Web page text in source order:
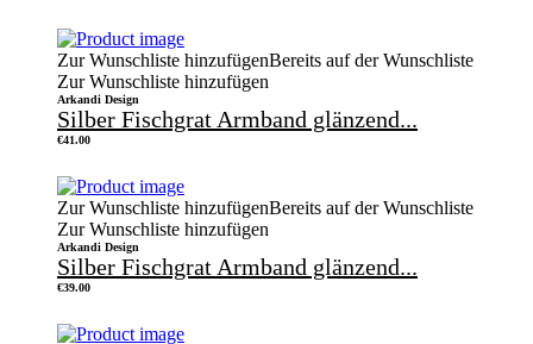
Zur Wunschliste hinzufügenBereits auf der Wunschliste
Zur Wunschliste hinzufügen
Arkandi Design
Silber Fischgrat Armband glänzend...
€41.00
Zur Wunschliste hinzufügenBereits auf der Wunschliste
Zur Wunschliste hinzufügen
Arkandi Design
Silber Fischgrat Armband glänzend...
€39.00